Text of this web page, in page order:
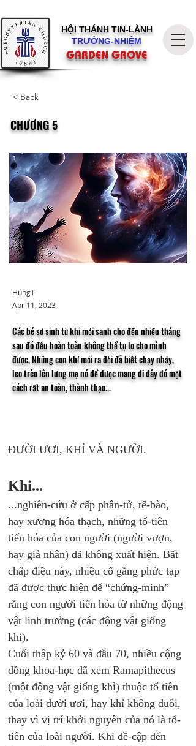
HỘI THÁNH TIN-LÀNH
TRƯỞNG-NHIỆM
GARDEN GROVE
< Back
CHƯƠNG 5
HungT
Apr 11, 2023
Các bé sơ sinh từ khi mới sanh cho đến nhiều tháng
sau đó đều hoàn toàn không thể tự lo cho mình
được, Những con khỉ mới ra đời đã biết chạy nhảy,
leo trèo lên lưng mẹ nó để được mang đi đây đó một
cách rất an toàn, thành thạo...
ĐƯỜI ƯƠI, KHỈ VÀ NGƯỜI.
Khi...
...nghiên-cứu ở cấp phân-tử, tế-bào,
hay xương hóa thạch, những tổ-tiên
tiến hóa của con người (người vượn,
hay giả nhân) đã không xuất hiện. Bất
chấp điều này, nhiều cố gắng phức tạp
đã được thực hiện để “chứng-minh”
rằng con người tiến hóa từ những động
vật linh trưởng (các động vật giống
khỉ).
Cuối thập kỷ 60 và đầu 70, nhiều cộng
đồng khoa-học đã xem Ramapithecus
(một động vật giống khỉ) thuộc tổ tiên
của loài đười ươi, hay khỉ không đuôi,
thay vì vị trí khởi nguyên của nó là tổ-
tiên của loài người. Khi đề-cập đến